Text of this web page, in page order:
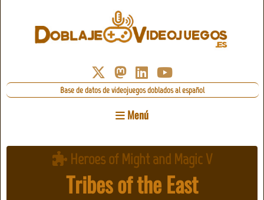
Base de datos de videojuegos doblados al español
Menú
Heroes of Might and Magic V
Tribes of the East